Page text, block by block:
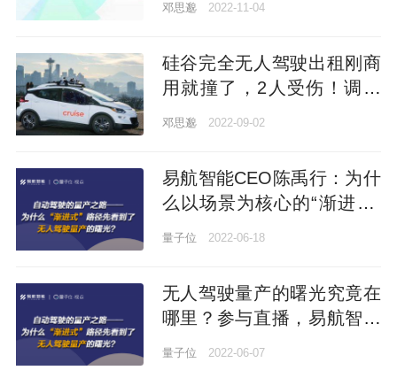
邓思邈 2022-11-04
硅谷完全无人驾驶出租刚商
用就撞了，2人受伤！调查
结果更惊人：这种情况技术
邓思邈 2022-09-02
易航智能CEO陈禹行：为什
么以场景为核心的“渐进式”
路径先看到了无人驾驶量产
量子位 2022-06-18
无人驾驶量产的曙光究竟在
哪里？参与直播，易航智能
量子位 2022-06-07